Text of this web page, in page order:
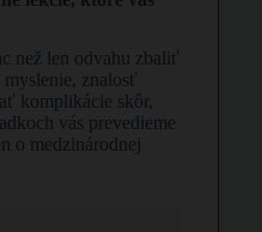
než len odvahu zbaliť
znalosť
komplikácie skôr,
vás prevedieme
o medzinárodnej